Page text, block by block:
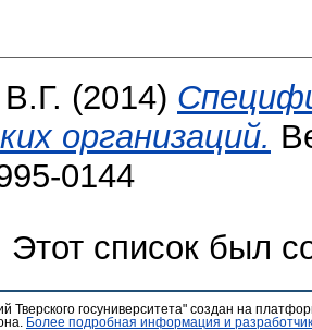
(2014)
организаций.
0144
Этот список был
Тверского госуниверситета" создан на
Более подробная информация и